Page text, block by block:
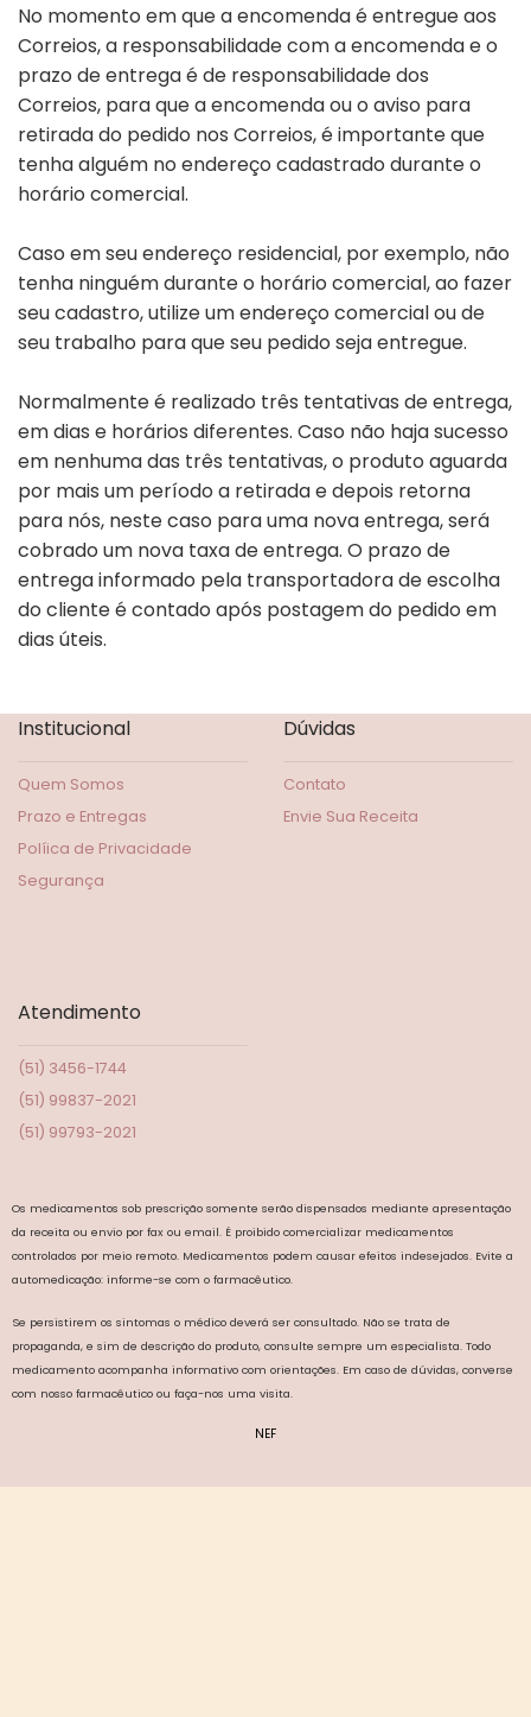
No momento em que a encomenda é entregue aos
Correios, a responsabilidade com a encomenda e o
prazo de entrega é de responsabilidade dos
Correios, para que a encomenda ou o aviso para
retirada do pedido nos Correios, é importante que
tenha alguém no endereço cadastrado durante o
horário comercial.
Caso em seu endereço residencial, por exemplo, não
tenha ninguém durante o horário comercial, ao fazer
seu cadastro, utilize um endereço comercial ou de
seu trabalho para que seu pedido seja entregue.
Normalmente é realizado três tentativas de entrega,
em dias e horários diferentes. Caso não haja sucesso
em nenhuma das três tentativas, o produto aguarda
por mais um período a retirada e depois retorna
para nós, neste caso para uma nova entrega, será
cobrado um nova taxa de entrega. O prazo de
entrega informado pela transportadora de escolha
do cliente é contado após postagem do pedido em
dias úteis.
Institucional
Quem Somos
Prazo e Entregas
Políica de Privacidade
Segurança
Dúvidas
Contato
Envie Sua Receita
Atendimento
(51) 3456-1744
(51) 99837-2021
(51) 99793-2021
Os medicamentos sob prescrição somente serão dispensados mediante apresentação
da receita ou envio por fax ou email. É proibido comercializar medicamentos
controlados por meio remoto. Medicamentos podem causar efeitos indesejados. Evite a
automedicação: informe-se com o farmacêutico.
Se persistirem os sintomas o médico deverá ser consultado. Não se trata de
propaganda, e sim de descrição do produto, consulte sempre um especialista. Todo
medicamento acompanha informativo com orientações. Em caso de dúvidas, converse
com nosso farmacêutico ou faça-nos uma visita.
NEF